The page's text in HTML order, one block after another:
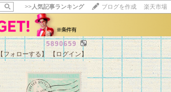
>>人気記事ランキング ブログを作成 楽天市場
5890659
【フォローする】 【ログイン】
【毎日開催】
15記事にいいね！で1ポイント